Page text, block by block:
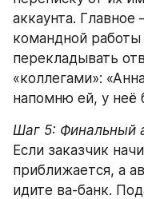
аккаунта.
командной работы
перекладывать
«коллегами»:
напомню ей, у неё
Шаг 5: Финальный
Если заказчик
приближается, а
идите ва-банк.